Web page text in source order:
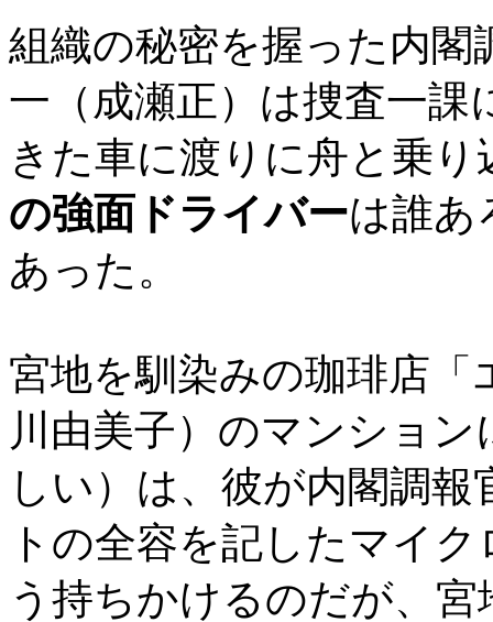
組織の秘密を握った内
一（成瀬正）は捜査一
きた車に渡りに舟と乗
の強面ドライバーは誰あ
あった。
宮地を馴染みの珈琲店
川由美子）のマンショ
しい）は、彼が内閣調
トの全容を記したマイ
う持ちかけるのだが、